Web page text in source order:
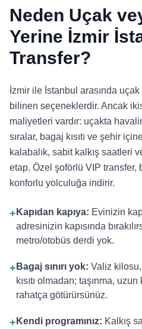
Neden Uçak
Yerine İzmir
Transfer?
İzmir ile İstanbul arasında
bilinen seçeneklerdir. Ancak
maliyetleri vardır: uçakta
sıralar, bagaj kısıtı ve şehir
kalabalık, sabit kalkış saatleri
etap. Özel şoförlü VIP transfer,
konforlu yolculuğa indirir.
+ Kapıdan kapıya: Evinizin
adresinizin kapısında
metro/otobüs derdi yok.
+ Bagaj sınırı yok: Valiz
kısıtı olmadan; taşınma,
rahatça götürürsünüz.
+ Kendi programınız: Kalkış